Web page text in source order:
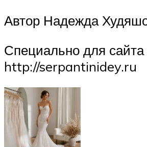
Автор Надежда
Специально для сайта
http://serpantinidey.ru